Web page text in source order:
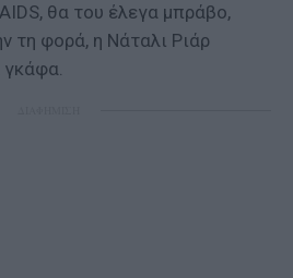
θα του έλεγα μπράβο,
τη φορά, η Νάταλι Ριάρ
γκάφα.